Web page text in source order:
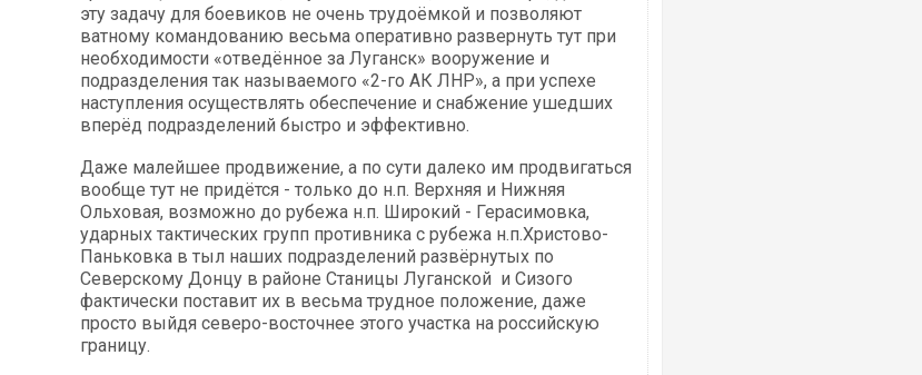
эту задачу для боевиков не очень трудоёмкой и позволяют
ватному командованию весьма оперативно развернуть тут при
необходимости «отведённое за Луганск» вооружение и
подразделения так называемого «2-го АК ЛНР», а при успехе
наступления осуществлять обеспечение и снабжение ушедших
вперёд подразделений быстро и эффективно.
Даже малейшее продвижение, а по сути далеко им продвигаться
вообще тут не придётся - только до н.п. Верхняя и Нижняя
Ольховая, возможно до рубежа н.п. Широкий - Герасимовка,
ударных тактических групп противника с рубежа н.п.Христово-
Паньковка в тыл наших подразделений развёрнутых по
Северскому Донцу в районе Станицы Луганской и Сизого
фактически поставит их в весьма трудное положение, даже
просто выйдя северо-восточнее этого участка на российскую
границу.